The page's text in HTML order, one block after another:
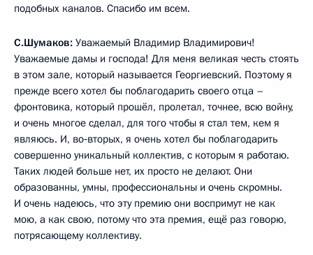
подобных каналов. Спасибо им всем.
С.Шумаков: Уважаемый Владимир Владимирович!
Уважаемые дамы и господа! Для меня великая честь стоять
в этом зале, который называется Георгиевский. Поэтому я
прежде всего хотел бы поблагодарить своего отца –
фронтовика, который прошёл, пролетал, точнее, всю войну,
и очень многое сделал, для того чтобы я стал тем, кем я
являюсь. И, во‑вторых, я очень хотел бы поблагодарить
совершенно уникальный коллектив, с которым я работаю.
Таких людей больше нет, их просто не делают. Они
образованны, умны, профессиональны и очень скромны.
И очень надеюсь, что эту премию они воспримут не как
мою, а как свою, потому что эта премия, ещё раз говорю,
потрясающему коллективу.